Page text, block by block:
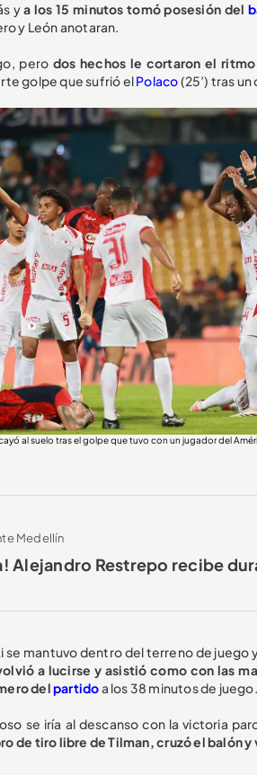
ya los 15 minutos tomó posesión del
y León anotaran.
pero dos hechos le cortaron el
golpe que sufrió elPolaco(25’) tras
al suelo tras el golpe que tuvo con un jugador del
Medellín
Alejandro Restrepo recibe
se mantuvo dentro del terreno de juego
a lucirse y asistió como con las
delpartidoa los 38 minutos de juego.
se iría al descanso con la victoria
de tiro libre de Tilman, cruzó el balón y